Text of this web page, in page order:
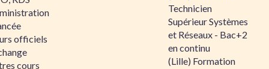
officiels
cours
Technicien
Supérieur Systèmes
et Réseaux - Bac+2
en continu
(Lille) Formation